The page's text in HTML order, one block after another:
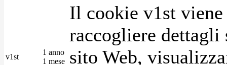
v1st
1 anno
1 mese
Il cookie v1st
raccogliere
sito Web,